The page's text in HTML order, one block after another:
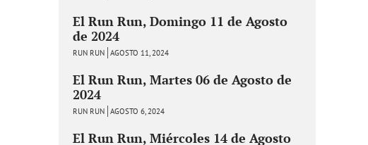
El Run Run, Domingo 11 de Agosto
de 2024
RUN RUN AGOSTO 11, 2024
El Run Run, Martes 06 de Agosto de
2024
RUN RUN AGOSTO 6, 2024
El Run Run, Miércoles 14 de Agosto